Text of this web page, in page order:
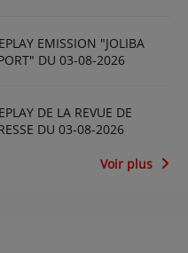
EMISSION "JOLIBA
DU 03-08-2026
DE LA REVUE DE
DU 03-08-2026
Voir plus